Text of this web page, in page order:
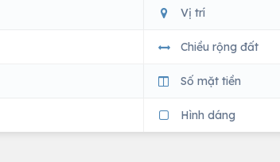
Vị trí
Chiều rộng đất
Số mặt tiền
Hình dáng